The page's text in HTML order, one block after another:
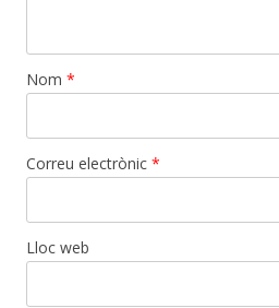
Nom *
Correu electrònic *
Lloc web